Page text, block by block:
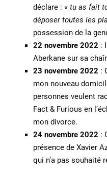
déclare : « tu as fait
déposer toutes les
possession de la
22 novembre 2022 :
Aberkane sur sa
23 novembre 2022 :
mon nouveau
personnes veulent
Fact & Furious en
mon divorce.
24 novembre 2022 :
présence de Xavier
qui n’a pas souhaité